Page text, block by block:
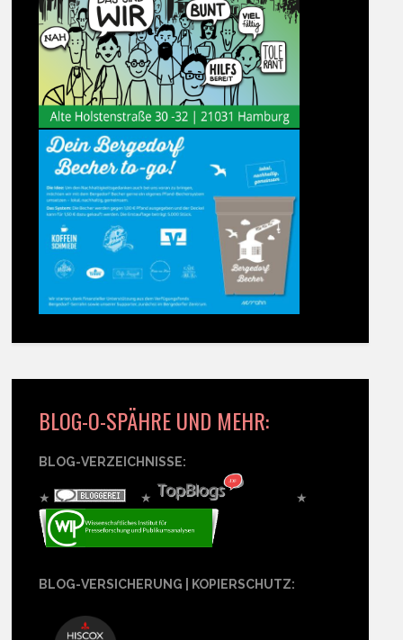
BLOG-O-SPÄHRE UND MEHR:
BLOG-VERZEICHNISSE:
★ ★ ★
BLOG-VERSICHERUNG | KOPIERSCHUTZ: